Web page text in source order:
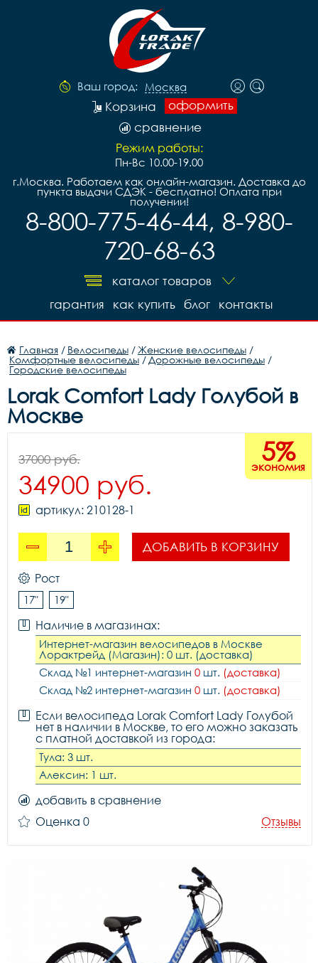
Ваш город: Москва
оформить
Корзина
сравнение
Режим работы:
Пн-Вс 10.00-19.00
г.Москва. Работаем как онлайн-магазин. Доставка до
пункта выдачи СДЭК - бесплатно! Оплата при
получении!
8-800-775-46-44, 8-980-
720-68-63
каталог товаров
контакты
блог
как купить
гарантия
Главная / Велосипеды / Женские велосипеды /
Комфортные велосипеды / Дорожные велосипеды /
Городские велосипеды
Lorak Comfort Lady Голубой в
Москве
5%
экономия
37000 руб.
34900 руб.
артикул: 210128-1
ДОБАВИТЬ В КОРЗИНУ
Рост
17" 19"
Наличие в магазинах:
Интернет-магазин велосипедов в Москве
Лорактрейд (Магазин): 0 шт. (доставка)
Склад №1 интернет-магазин 0 шт. (доставка)
Склад №2 интернет-магазин 0 шт. (доставка)
Если велосипеда Lorak Comfort Lady Голубой
нет в наличии в Москве, то его можно заказать
с платной доставкой из города:
Тула: 3 шт.
Алексин: 1 шт.
добавить в сравнение
Оценка 0
Отзывы